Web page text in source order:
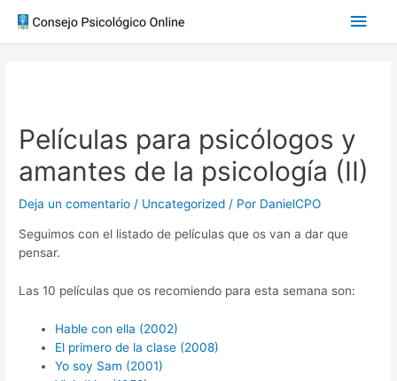
Películas para psicólogos y
amantes de la psicología (II)
Deja un comentario / Uncategorized / Por DanielCPO
Seguimos con el listado de películas que os van a dar que
pensar.
Las 10 películas que os recomiendo para esta semana son:
Hable con ella (2002)
El primero de la clase (2008)
Yo soy Sam (2001)